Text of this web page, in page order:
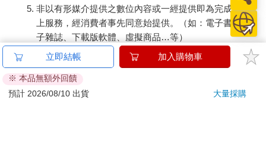
非以有形媒介提供之數位內容或一經提供即為完成之線
上服務，經消費者事先同意始提供。（如：電子書、電
子雜誌、下載版軟體、虛擬商品…等）
已拆封之個人衛生用品。（如：內衣褲、刮鬍刀、除毛
刀…等）
若非上列種類商品，均享有到貨7天的猶豫期（含例假
日）。
立即結帳 加入購物車
※ 本品無額外回饋
預計 2026/08/10 出貨
大量採購